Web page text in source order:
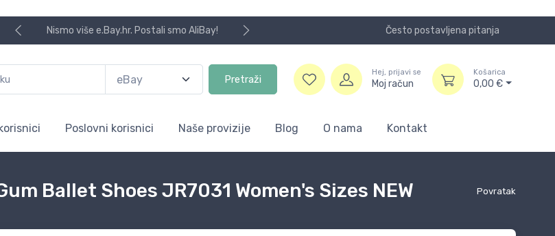
Nismo više e.Bay.hr. Postali smo AliBay! Često postavljena pitanja
Pretraži
Hej, prijavi se
Moj račun
Košarica
0,00 €
Poslovni korisnici Naše provizije Blog O nama Kontakt
Povratak
Ballet Shoes JR7031 Women's Sizes NEW